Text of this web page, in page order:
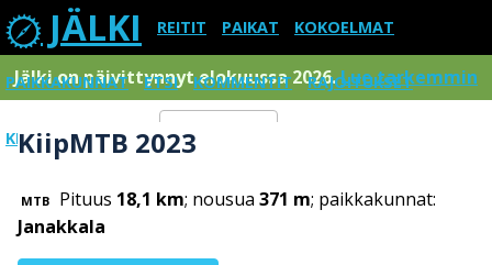
JÄLKI REITIT PAIKAT KOKOELMAT
PAIKKAKUNNAT ETSI KOMMENTIT RAJOITUKSET
KIRJAUDU SISÄÄN Menu
Jälki on päivittynnyt elokuussa 2026.Lue tarkemmin
KiipMTB 2023
MTB Pituus 18,1 km; nousua 371 m; paikkakunnat:
Janakkala